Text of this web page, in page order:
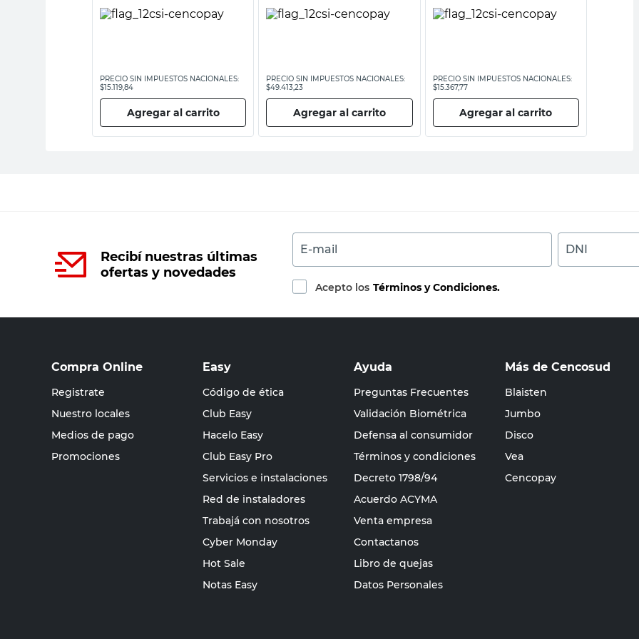
PRECIO SIN IMPUESTOS NACIONALES:
$15.119,84
Agregar al carrito
PRECIO SIN IMPUESTOS NACIONALES:
$49.413,23
Agregar al carrito
PRECIO SIN IMPUESTOS NACIONALES:
$15.367,77
Agregar al carrito
Recibí nuestras últimas
ofertas y novedades
E-mail DNI
Acepto los Términos y Condiciones.
Compra Online
Registrate
Nuestro locales
Medios de pago
Promociones
Easy
Código de ética
Club Easy
Hacelo Easy
Club Easy Pro
Servicios e instalaciones
Red de instaladores
Trabajá con nosotros
Cyber Monday
Hot Sale
Notas Easy
Ayuda
Preguntas Frecuentes
Validación Biométrica
Defensa al consumidor
Términos y condiciones
Decreto 1798/94
Acuerdo ACYMA
Venta empresa
Contactanos
Libro de quejas
Datos Personales
Más de Cencosud
Blaisten
Jumbo
Disco
Vea
Cencopay